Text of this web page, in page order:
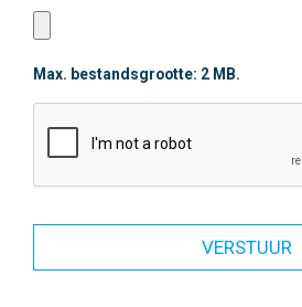
Max. bestandsgrootte: 2 MB.